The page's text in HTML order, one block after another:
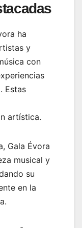
ha
y
con
Estas
artística.
Gala Évora
musical y
su
en la